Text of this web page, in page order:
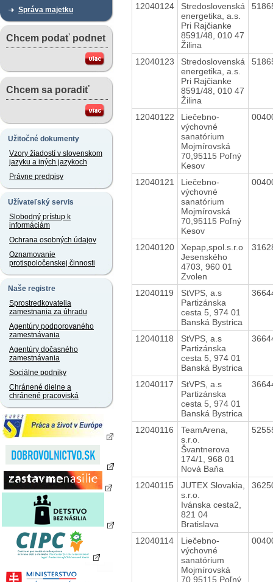
Správa majetku
Chcem podať podnet
Chcem sa poradiť
Užitočné dokumenty
Vzory žiadostí v slovenskom
jazyku a iných jazykoch
Právne predpisy
Užívateľský servis
Slobodný prístup k
informáciám
Ochrana osobných údajov
Oznamovanie
protispoločenskej činnosti
Naše registre
Sprostredkovatelia
zamestnania za úhradu
Agentúry podporovaného
zamestnávania
Agentúry dočasného
zamestnávania
Sociálne podniky
Chránené dielne a
chránené pracoviská
12040124
Stredoslovenská
energetika, a.s.
Pri Rajčianke
8591/48, 010 47
Žilina
12040123
Stredoslovenská
energetika, a.s.
Pri Rajčianke
8591/48, 010 47
Žilina
12040122
Liečebno-
výchovné
sanatórium
Mojmírovská
70,95115 Poľný
Kesov
12040121
Liečebno-
výchovné
sanatórium
Mojmírovská
70,95115 Poľný
Kesov
12040120
Xepap,spol.s.r.o
Jesenského
4703, 960 01
Zvolen
12040119
StVPS, a.s
Partizánska
cesta 5, 974 01
Banská Bystrica
12040118
StVPS, a.s
Partizánska
cesta 5, 974 01
Banská Bystrica
12040117
StVPS, a.s
Partizánska
cesta 5, 974 01
Banská Bystrica
12040116
TeamArena,
s.r.o.
Švantnerova
174/1, 968 01
Nová Baňa
12040115
JUTEX Slovakia,
s.r.o.
Ivánska cesta2,
821 04
Bratislava
12040114
Liečebno-
výchovné
sanatórium
Mojmírovská
70,95115 Poľný